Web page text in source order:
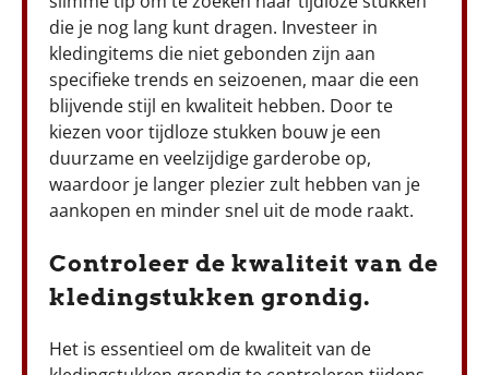
die je nog lang kunt dragen. Investeer in
kledingitems die niet gebonden zijn aan
specifieke trends en seizoenen, maar die een
blijvende stijl en kwaliteit hebben. Door te
kiezen voor tijdloze stukken bouw je een
duurzame en veelzijdige garderobe op,
waardoor je langer plezier zult hebben van je
aankopen en minder snel uit de mode raakt.
Controleer de kwaliteit van de
kledingstukken grondig.
Het is essentieel om de kwaliteit van de